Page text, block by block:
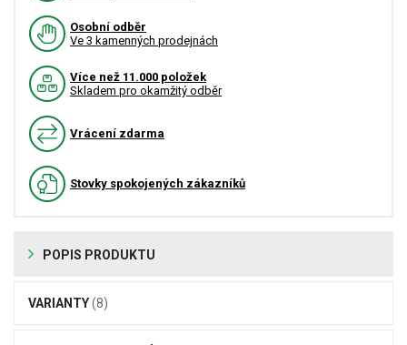
Osobní odběr
Ve 3 kamenných prodejnách
Více než 11.000 položek
Skladem pro okamžitý odběr
Vrácení zdarma
Stovky spokojených zákazníků
POPIS PRODUKTU
VARIANTY(8)